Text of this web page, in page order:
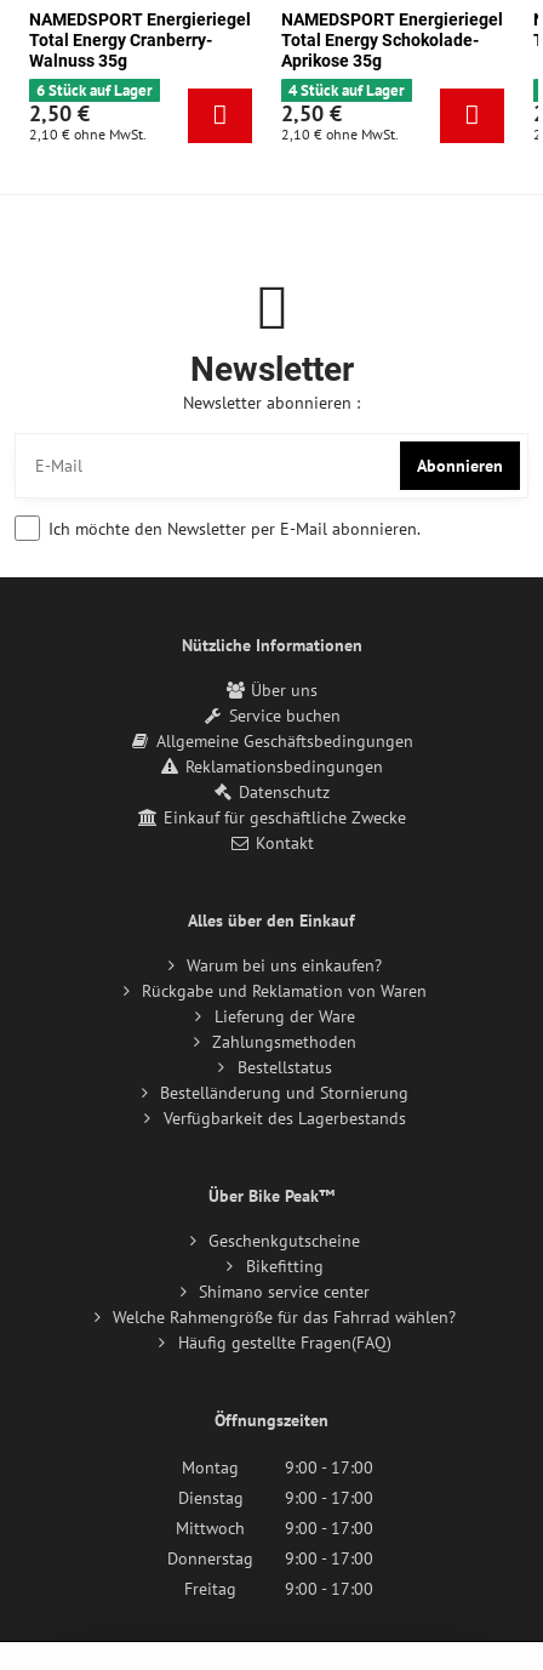
NAMEDSPORT Energieriegel
Total Energy Cranberry-
Walnuss 35g
6 Stück auf Lager
2,50 €
2,10 € ohne MwSt.
NAMEDSPORT Energieriegel
Total Energy Schokolade-
Aprikose 35g
4 Stück auf Lager
2,50 €
2,10 € ohne MwSt.
Newsletter
Newsletter abonnieren :
Abonnieren
Ich möchte den Newsletter per E-Mail abonnieren.
Nützliche Informationen
Über uns
Service buchen
Allgemeine Geschäftsbedingungen
Reklamationsbedingungen
Datenschutz
Einkauf für geschäftliche Zwecke
Kontakt
Alles über den Einkauf
Warum bei uns einkaufen?
Rückgabe und Reklamation von Waren
Lieferung der Ware
Zahlungsmethoden
Bestellstatus
Bestelländerung und Stornierung
Verfügbarkeit des Lagerbestands
Über Bike Peak™
Geschenkgutscheine
Bikefitting
Shimano service center
Welche Rahmengröße für das Fahrrad wählen?
Häufig gestellte Fragen(FAQ)
Öffnungszeiten
Montag
9:00 - 17:00
Dienstag
9:00 - 17:00
Mittwoch
9:00 - 17:00
Donnerstag
9:00 - 17:00
Freitag
9:00 - 17:00
Samstag
9:00 - 12:00